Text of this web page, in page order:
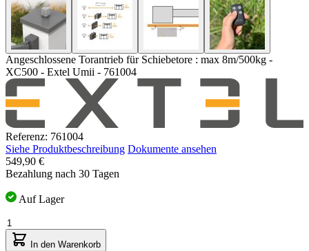
Angeschlossene Torantrieb für Schiebetore : max 8m/500kg -
XC500 - Extel Umii - 761004
Referenz: 761004
Siehe Produktbeschreibung Dokumente ansehen
549,90 €
Bezahlung nach 30 Tagen
Auf Lager
Menge
In den Warenkorb